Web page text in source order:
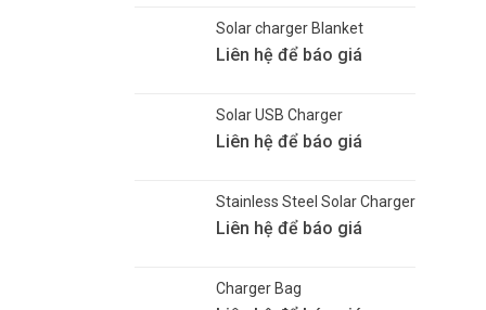
Solar charger Blanket
Liên hệ để báo giá
Solar USB Charger
Liên hệ để báo giá
Stainless Steel Solar Charger
Liên hệ để báo giá
Charger Bag